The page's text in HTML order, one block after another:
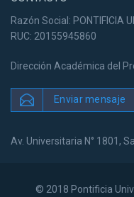
Razón Social: PONTIFICIA
RUC: 20155945860
Dirección Académica del
Enviar mensaje
Av. Universitaria N° 1801,
© 2018 Pontificia